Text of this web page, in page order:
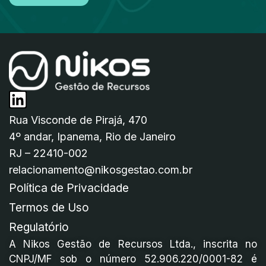
Rua Visconde de Pirajá, 470
4º andar, Ipanema, Rio de Janeiro
RJ – 22410-002
relacionamento@nikosgestao.com.br
Política de Privacidade
Termos de Uso
Regulatório
A Nikos Gestão de Recursos Ltda., inscrita no
CNPJ/MF sob o número 52.906.220/0001-82 é